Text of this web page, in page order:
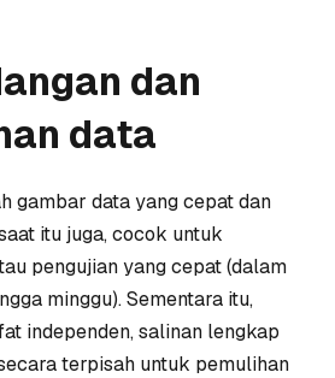
dan
data
gambar data yang cepat dan
itu juga, cocok untuk
pengujian yang cepat (dalam
minggu). Sementara itu,
independen, salinan lengkap
terpisah untuk pemulihan